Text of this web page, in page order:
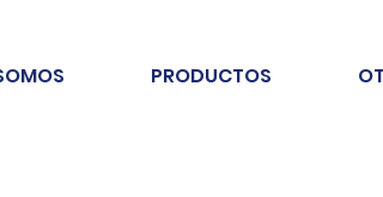
PRODUCTOS